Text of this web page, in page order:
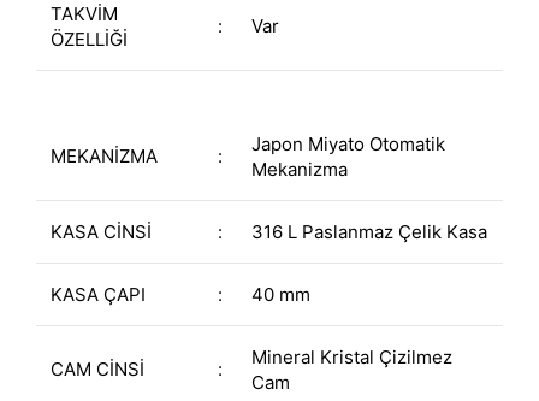
TAKVİM
ÖZELLİĞİ
: Var
MEKANİZMA :
Japon Miyato Otomatik
Mekanizma
KASA CİNSİ : 316 L Paslanmaz Çelik Kasa
KASA ÇAPI : 40 mm
CAM CİNSİ :
Mineral Kristal Çizilmez
Cam